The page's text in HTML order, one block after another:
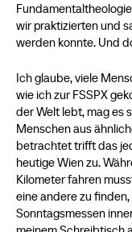
wir praktizierten und
werden konnte. Und
Ich glaube, viele
wie ich zur FSSPX
der Welt lebt, mag es
Menschen aus
betrachtet trifft das
heutige Wien zu.
Kilometer fahren
eine andere zu
Sonntagsmessen